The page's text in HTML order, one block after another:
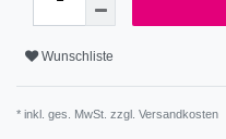
Wunschliste
* inkl. ges. MwSt. zzgl. Versandkosten